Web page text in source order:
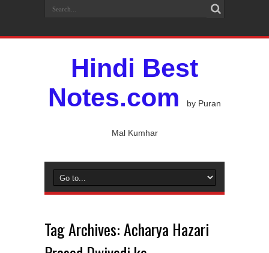
Hindi Best
Notes.com
by Puran
Mal Kumhar
Tag Archives:Acharya Hazari